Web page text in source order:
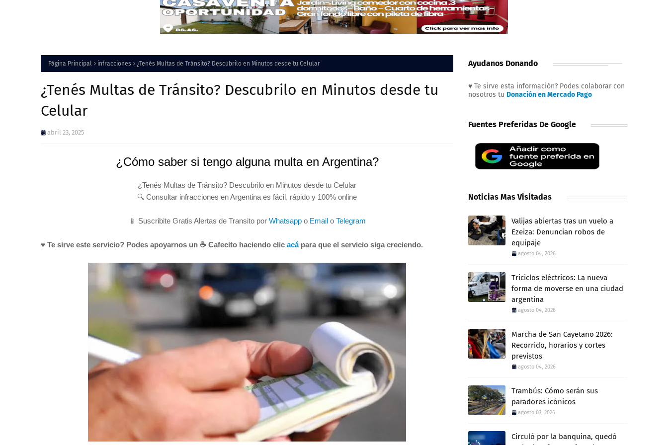
Página Principal infracciones ¿Tenés Multas de Tránsito? Descubrilo en Minutos desde tu Celular
¿Tenés Multas de Tránsito? Descubrilo en Minutos desde tu
Celular
abril 23, 2025
¿Cómo saber si tengo alguna multa en Argentina?
¿Tenés Multas de Tránsito? Descubrilo en Minutos desde tu Celular
🔍 Consultar infracciones en Argentina es fácil, rápido y 100% online
📱 Suscribite Gratis Alertas de Transito por Whatsappo Emailo Telegram
♥ Te sirve este servicio? Podes apoyarnos un ☕ Cafecito haciendo clic acápara que el servicio siga creciendo.
Ayudanos Donando
♥ Te sirve esta información? Podes colaborar con
nosotros tu Donación en Mercado Pago
Fuentes Preferidas De Google
Noticias Mas Visitadas
Valijas abiertas tras un vuelo a
Ezeiza: Denuncian robos de
equipaje
agosto 04, 2026
Triciclos eléctricos: La nueva
forma de moverse en una ciudad
argentina
agosto 04, 2026
Marcha de San Cayetano 2026:
Recorrido, horarios y cortes
previstos
agosto 04, 2026
Trambús: Cómo serán sus
paradores icónicos
agosto 03, 2026
Circuló por la banquina, quedó